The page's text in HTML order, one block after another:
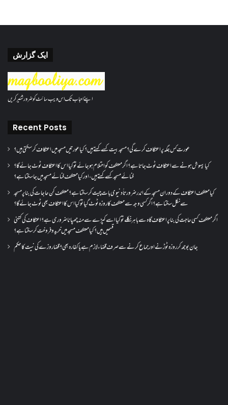
ایک گزارش
اپنے احباب تک اس ویب سائٹ کو ضرور شئیر کریں
Recent Posts
عورت کس جگہ پر اعتکاف کرے گی؟مسجد بیت کسے کہتے ہیں؟کیا عورتیں مسجد میں اعتکاف کر سکتی ہیں؟
کیا بیہوش ہونے سے اعتکاف ٹوٹ جاتا ہے؟ اگر معتکف کو احتلام ہو جائے تو کیا اس کا اعتکاف ٹوٹ جائے گا؟
فنائے مسجد کسے کہتے ہیں ، اور کیا معتکف فنائے مسجد میں جا سکتا ہے؟
کیا معتکف اعتکاف کے دوران مسجد کے اندر ضرورتاً دنیوی بات چیت کر سکتا ہے؟معتکف کن حاجات کی بنا پر مسجد
سے نکل سکتا ہے؟ اگر کسی وجہ سے معتکف کا روزہ ٹوٹ گیا تو کیا اس کا اعتکاف بھی ٹوٹ جائے گا؟
اگر معتکف کسی حاجت کی بنا پر اعتکاف گاہ سے باہر نکلے تو کیا اسے کپڑے سے منہ چھپانا ضروری ہے؟اعتکاف کی کتنی
قسمیں ہیں؟کیا معتکف مسجد میں خرید و فروخت کر سکتا ہے؟
جان بوجھ کر روزہ ٹوڑنے اور جماع کرنے سے صرف قضاء لازم ہے یا کفارہ بھی؟ قضا روزے کی نیت کا حکم